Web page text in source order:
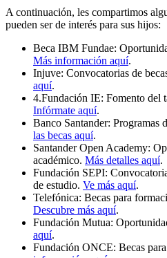
A continuación, les compartimos
pueden ser de interés para sus hijos:
Beca IBM Fundae:
Más información aquí.
Injuve: Convocatorias de
aquí.
4.Fundación IE: Fomento del
Infórmate aquí.
Banco Santander: Programas
las becas aquí.
Santander Open Academy:
académico. Más detalles aquí.
Fundación SEPI:
de estudio. Ve más aquí.
Telefónica: Becas para
Descubre más aquí.
Fundación Mutua:
aquí.
Fundación ONCE: Becas